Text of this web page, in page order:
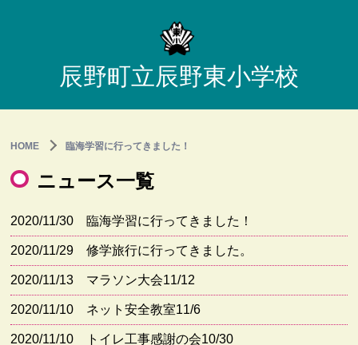
辰野町立辰野東小学校
HOME 臨海学習に行ってきました！
ニュース一覧
2020/11/30 臨海学習に行ってきました！
2020/11/29 修学旅行に行ってきました。
2020/11/13 マラソン大会11/12
2020/11/10 ネット安全教室11/6
2020/11/10 トイレ工事感謝の会10/30